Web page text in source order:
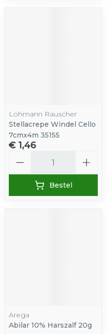
Lohmann Rauscher
Stellacrepe Windel Cello
7cmx4m 35155
€ 1,46
Bestel
Arega
Abilar 10% Harszalf 20g